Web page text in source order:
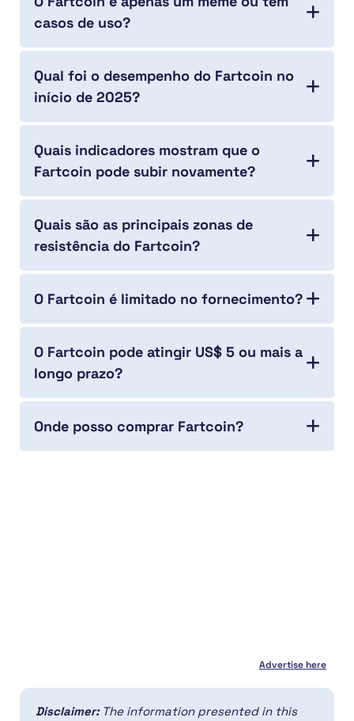
casos de uso?
Qual foi o desempenho do Fartcoin no
início de 2025?
Quais indicadores mostram que o
Fartcoin pode subir novamente?
Quais são as principais zonas de
resistência do Fartcoin?
O Fartcoin é limitado no fornecimento?
O Fartcoin pode atingir US$ 5 ou mais a
longo prazo?
Onde posso comprar Fartcoin?
Advertise here
Disclaimer: The information presented in this